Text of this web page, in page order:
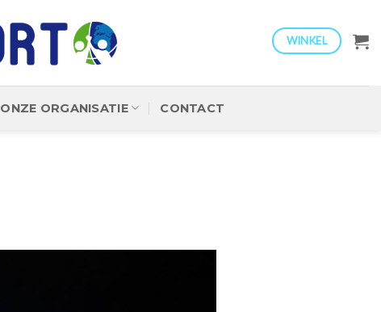
WINKEL
ONZE ORGANISATIE CONTACT